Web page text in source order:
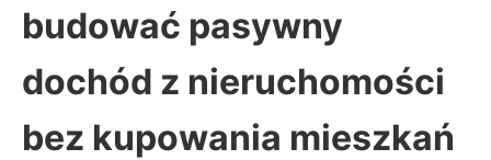
budować pasywny
dochód z nieruchomości
bez kupowania mieszkań